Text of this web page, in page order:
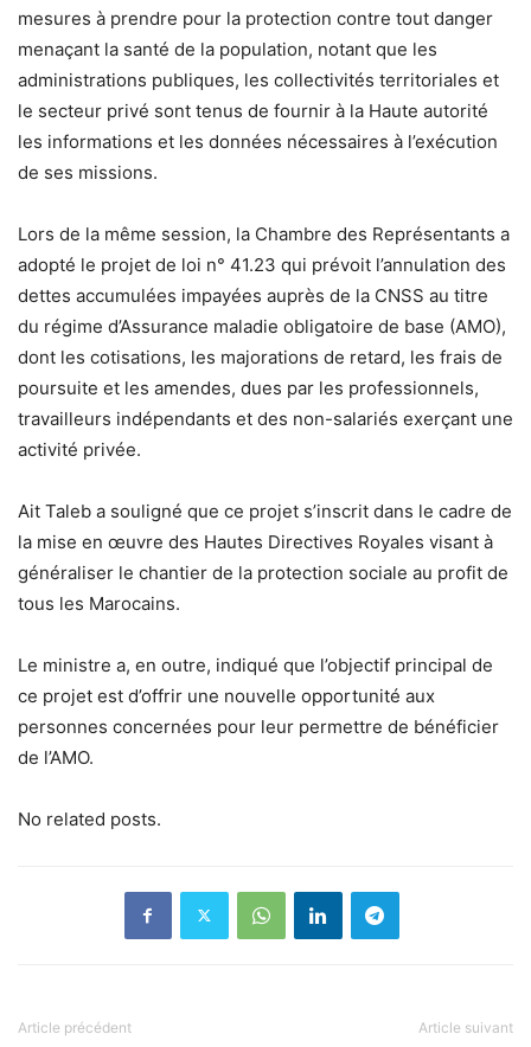
mesures à prendre pour la protection contre tout danger
menaçant la santé de la population, notant que les
administrations publiques, les collectivités territoriales et
le secteur privé sont tenus de fournir à la Haute autorité
les informations et les données nécessaires à l’exécution
de ses missions.
Lors de la même session, la Chambre des Représentants a
adopté le projet de loi n° 41.23 qui prévoit l’annulation des
dettes accumulées impayées auprès de la CNSS au titre
du régime d’Assurance maladie obligatoire de base (AMO),
dont les cotisations, les majorations de retard, les frais de
poursuite et les amendes, dues par les professionnels,
travailleurs indépendants et des non-salariés exerçant une
activité privée.
Ait Taleb a souligné que ce projet s’inscrit dans le cadre de
la mise en œuvre des Hautes Directives Royales visant à
généraliser le chantier de la protection sociale au profit de
tous les Marocains.
Le ministre a, en outre, indiqué que l’objectif principal de
ce projet est d’offrir une nouvelle opportunité aux
personnes concernées pour leur permettre de bénéficier
de l’AMO.
No related posts.
Article précédent Article suivant